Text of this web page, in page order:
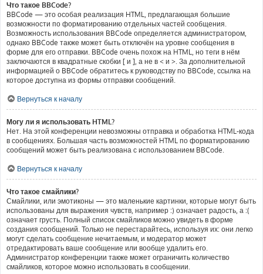
Что такое BBCode?
BBCode — это особая реализация HTML, предлагающая большие
возможности по форматированию отдельных частей сообщения.
Возможность использования BBCode определяется администратором,
однако BBCode также может быть отключён на уровне сообщения в
форме для его отправки. BBCode очень похож на HTML, но теги в нём
заключаются в квадратные скобки [ и ], а не в < и >. За дополнительной
информацией о BBCode обратитесь к руководству по BBCode, ссылка на
которое доступна из формы отправки сообщений.
Вернуться к началу
Могу ли я использовать HTML?
Нет. На этой конференции невозможны отправка и обработка HTML-кода
в сообщениях. Большая часть возможностей HTML по форматированию
сообщений может быть реализована с использованием BBCode.
Вернуться к началу
Что такое смайлики?
Смайлики, или эмотиконы — это маленькие картинки, которые могут быть
использованы для выражения чувств, например :) означает радость, а :(
означает грусть. Полный список смайликов можно увидеть в форме
создания сообщений. Только не перестарайтесь, используя их: они легко
могут сделать сообщение нечитаемым, и модератор может
отредактировать ваше сообщение или вообще удалить его.
Администратор конференции также может ограничить количество
смайликов, которое можно использовать в сообщении.